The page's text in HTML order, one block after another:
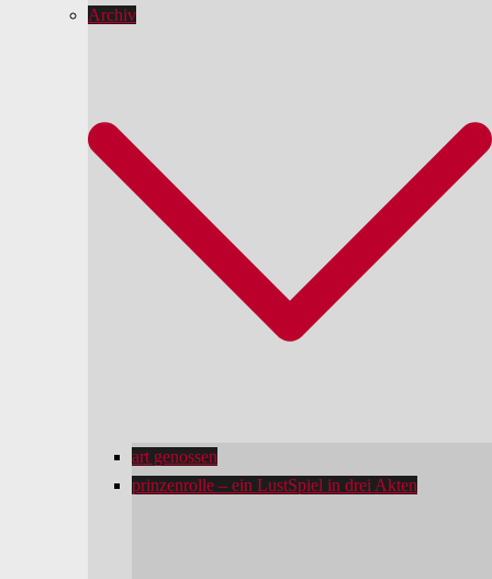
Archiv
art genossen
prinzenrolle – ein LustSpiel in drei Akten